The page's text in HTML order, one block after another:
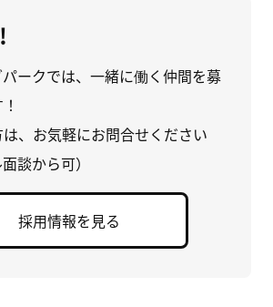
ークでは、一緒に働く仲間を募
、お気軽にお問合せください
談から可）
採用情報を見る